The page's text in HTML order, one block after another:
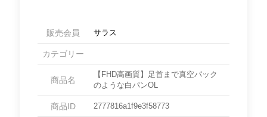
販売会員 サラス
カテゴリー
商品名
【FHD高画質】足首まで真空パック
のような白パンOL
商品ID 2777816a1f9e3f58773